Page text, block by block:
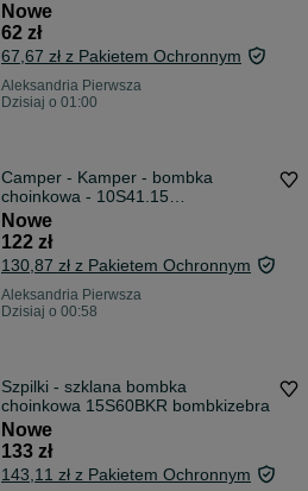
Nowe
62 zł
67,67 zł z Pakietem Ochronnym
Aleksandria Pierwsza
Dzisiaj o 01:00
Camper - Kamper - bombka
choinkowa - 10S41.15
bombkizebra
Nowe
122 zł
130,87 zł z Pakietem Ochronnym
Aleksandria Pierwsza
Dzisiaj o 00:58
Szpilki - szklana bombka
choinkowa 15S60BKR bombkizebra
Nowe
133 zł
143,11 zł z Pakietem Ochronnym